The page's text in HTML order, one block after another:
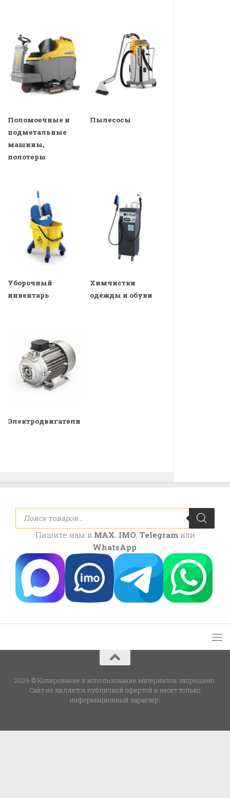
Поломоечные и
подметальные
машины,
полотеры
Пылесосы
Уборочный
инвентарь
Химчистки
одежды и обуви
Электродвигатели
Поиск
товаров
Пишите нам в MAX IMO Telegramили
WhatsApp:
2026 © Копирование и использование материалов запрещено.
Сайт не является публичной офертой и несет только
информационный характер.